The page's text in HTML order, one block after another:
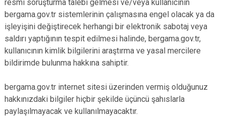
resmi soruşturma talebi gelmesi ve/veya kullanıcının
bergama.gov.tr sistemlerinin çalışmasına engel olacak ya da
işleyişini değiştirecek herhangi bir elektronik sabotaj veya
saldırı yaptığının tespit edilmesi halinde, bergama.gov.tr,
kullanıcının kimlik bilgilerini araştırma ve yasal mercilere
bildirimde bulunma hakkına sahiptir.
bergama.gov.tr internet sitesi üzerinden vermiş olduğunuz
hakkınızdaki bilgiler hiçbir şekilde üçüncü şahıslarla
paylaşılmayacak ve kullanılmayacaktır.